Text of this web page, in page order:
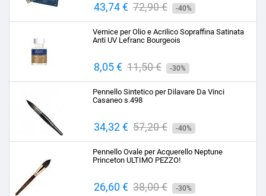
Prezzo
43,74 € Prezzo
base
72,90 € -40%
Vernice per Olio e Acrilico Sopraffina Satinata
Anti UV Lefranc Bourgeois
Prezzo
8,05 € Prezzo
base
11,50 € -30%
Pennello Sintetico per Dilavare Da Vinci
Casaneo s.498
Prezzo
34,32 € Prezzo
base
57,20 € -40%
Pennello Ovale per Acquerello Neptune
Princeton ULTIMO PEZZO!
Prezzo
26,60 € Prezzo
38,00 € -30%